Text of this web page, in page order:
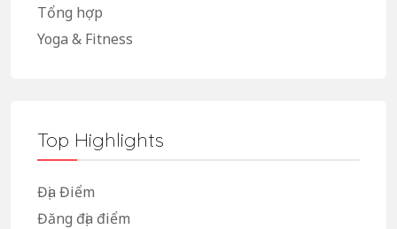
Tổng hợp
Yoga & Fitness
Top Highlights
Địa Điểm
Đăng địa điểm